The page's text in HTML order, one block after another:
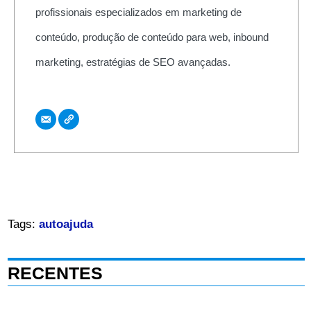
profissionais especializados em marketing de
conteúdo, produção de conteúdo para web, inbound
marketing, estratégias de SEO avançadas.
Tags: autoajuda
RECENTES